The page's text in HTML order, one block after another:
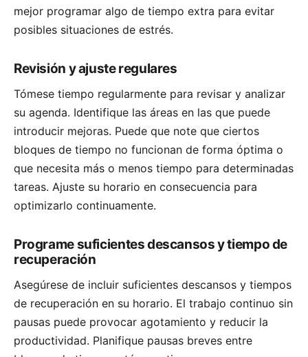
mejor programar algo de tiempo extra para evitar
posibles situaciones de estrés.
Revisión y ajuste regulares
Tómese tiempo regularmente para revisar y analizar
su agenda. Identifique las áreas en las que puede
introducir mejoras. Puede que note que ciertos
bloques de tiempo no funcionan de forma óptima o
que necesita más o menos tiempo para determinadas
tareas. Ajuste su horario en consecuencia para
optimizarlo continuamente.
Programe suficientes descansos y tiempo de
recuperación
Asegúrese de incluir suficientes descansos y tiempos
de recuperación en su horario. El trabajo continuo sin
pausas puede provocar agotamiento y reducir la
productividad. Planifique pausas breves entre